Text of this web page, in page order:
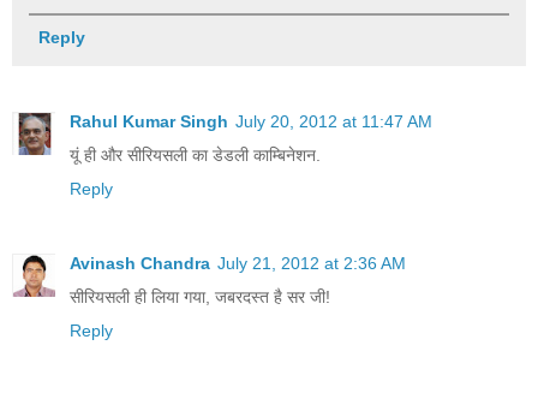
Reply
Rahul Kumar Singh July 20, 2012 at 11:47 AM
यूं ही और सीरियसली का डेडली काम्बिनेशन.
Reply
Avinash Chandra July 21, 2012 at 2:36 AM
सीरियसली ही लिया गया, जबरदस्त है सर जी!
Reply